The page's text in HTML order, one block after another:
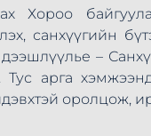
Хороо
санхүүгийн
–
Тус арга
оролцож,